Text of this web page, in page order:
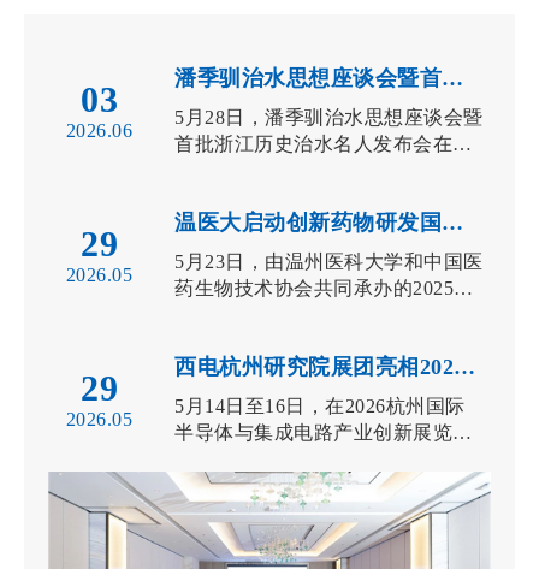
03
2026.06
潘季驯治水思想座谈会暨首批浙江历史治水名...
5月28日，潘季驯治水思想座谈会暨
首批浙江历史治水名人发布会在湖
29
2026.05
温医大启动创新药物研发国家科技重大专项项...
5月23日，由温州医科大学和中国医
药生物技术协会共同承办的2025年
29
2026.05
西电杭州研究院展团亮相2026杭州长芯展
5月14日至16日，在2026杭州国际
半导体与集成电路产业创新展览会